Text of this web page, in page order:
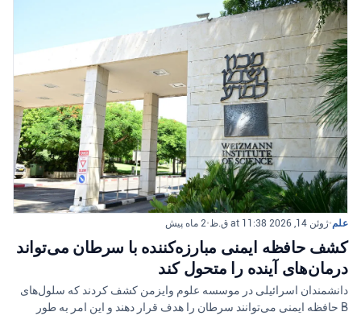
علم•ژوئن 14, 2026 at 11:38 ق.ظ •2 ماه پیش
کشف حافظه ایمنی مبارزه‌کننده با سرطان می‌تواند
درمان‌های آینده را متحول کند
دانشمندان اسرائیلی در موسسه علوم وایزمن کشف کردند که سلول‌های
B حافظه ایمنی می‌توانند سرطان را هدف قرار دهند و این امر به طور